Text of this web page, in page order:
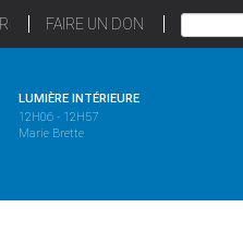
FAIRE UN DON
LUMIÈRE INTÉRIEURE
12H06 - 12H57
Marie Brette